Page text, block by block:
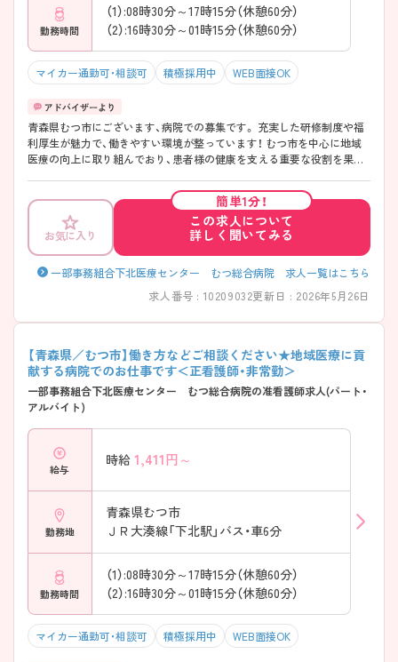
勤務時間
（1）:08時30分～17時15分（休憩60分）
（2）:16時30分～01時15分（休憩60分）
マイカー通勤可・相談可 積極採用中 WEB面接OK
青森県むつ市にございます、病院での募集です。 充実した研修制度や福
利厚生が魅力で、働きやすい環境が整っています！ むつ市を中心に地域
医療の向上に取り組んでおり、患者様の健康を支える重要な役割を果た
ントもお伝えしますので是非ご応募お待ちしております♪
お気に入り
簡単1分！
この求人について
詳しく聞いてみる
一部事務組合下北医療センター むつ総合病院 求人一覧はこちら
求人番号 : 10209032更新日 : 2026年5月26日
【青森県／むつ市】働き方などご相談ください★地域医療に貢
献する病院でのお仕事です＜正看護師・非常勤＞
一部事務組合下北医療センター むつ総合病院の准看護師求人(パート・
アルバイト)
給与
時給 1,411円～
勤務地
青森県むつ市
ＪＲ大湊線「下北駅」バス・車6分
勤務時間
（1）:08時30分～17時15分（休憩60分）
（2）:16時30分～01時15分（休憩60分）
マイカー通勤可・相談可 積極採用中 WEB面接OK